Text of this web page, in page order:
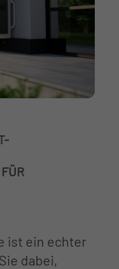
ist ein echter
dabei,